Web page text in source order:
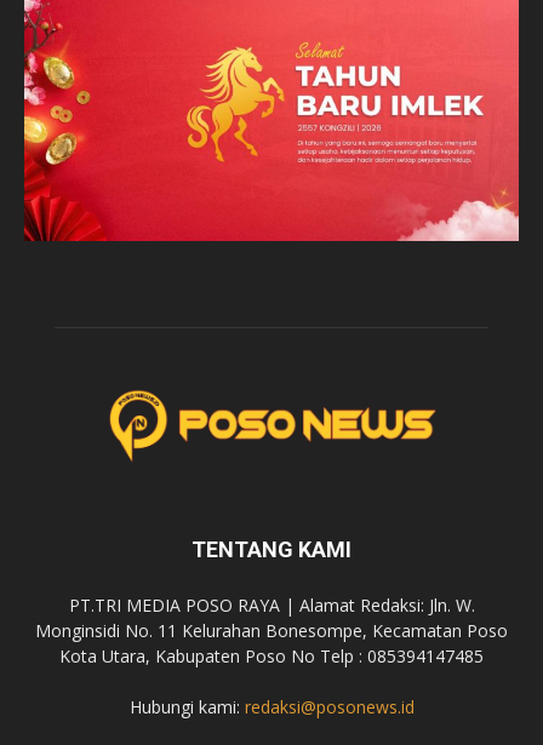
TENTANG KAMI
PT.TRI MEDIA POSO RAYA | Alamat Redaksi: Jln. W.
Monginsidi No. 11 Kelurahan Bonesompe, Kecamatan Poso
Kota Utara, Kabupaten Poso No Telp : 085394147485
Hubungi kami: redaksi@posonews.id